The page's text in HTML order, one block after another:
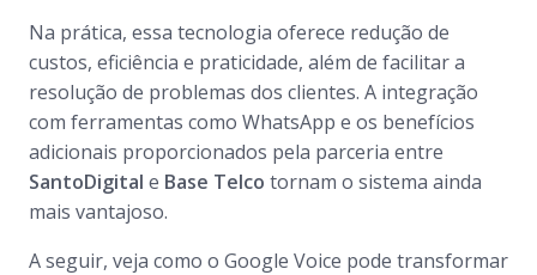
Na prática, essa tecnologia oferece redução de
custos, eficiência e praticidade, além de facilitar a
resolução de problemas dos clientes. A integração
com ferramentas como WhatsApp e os benefícios
adicionais proporcionados pela parceria entre
SantoDigital e Base Telco tornam o sistema ainda
mais vantajoso.
A seguir, veja como o Google Voice pode transformar